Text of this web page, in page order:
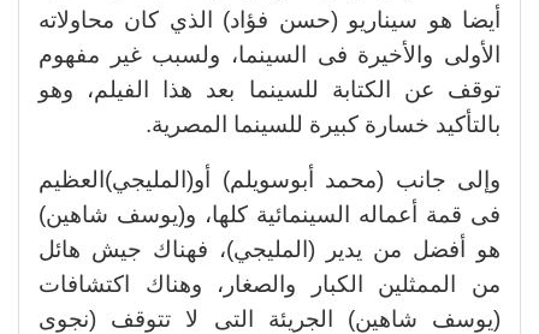
أيضا هو سيناريو (حسن فؤاد) الذي كان محاولاته
الأولى والأخيرة فى السينما، ولسبب غير مفهوم
توقف عن الكتابة للسينما بعد هذا الفيلم، وهو
بالتأكيد خسارة كبيرة للسينما المصرية.
وإلى جانب (محمد أبوسويلم) أو(المليجي)العظيم
فى قمة أعماله السينمائية كلها، و(يوسف شاهين)
هو أفضل من يدير (المليجي)، فهناك جيش هائل
من الممثلين الكبار والصغار، وهناك اكتشافات
(يوسف شاهين) الجريئة التى لا تتوقف (نجوى